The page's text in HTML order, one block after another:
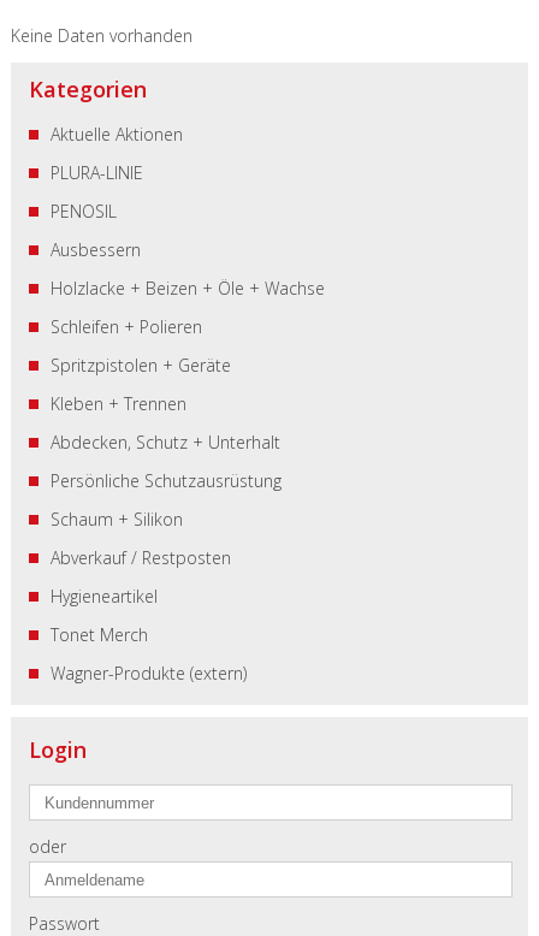
Keine Daten vorhanden
Kategorien
Aktuelle Aktionen
PLURA-LINIE
PENOSIL
Ausbessern
Holzlacke + Beizen + Öle + Wachse
Schleifen + Polieren
Spritzpistolen + Geräte
Kleben + Trennen
Abdecken, Schutz + Unterhalt
Persönliche Schutzausrüstung
Schaum + Silikon
Abverkauf / Restposten
Hygieneartikel
Tonet Merch
Wagner-Produkte (extern)
Login
oder
Passwort